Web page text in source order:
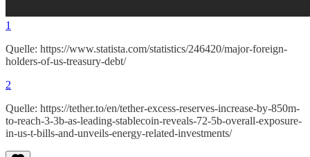
1
Quelle: https://www.statista.com/statistics/246420/major-foreign-
holders-of-us-treasury-debt/
2
Quelle: https://tether.to/en/tether-excess-reserves-increase-by-850m-
to-reach-3-3b-as-leading-stablecoin-reveals-72-5b-overall-exposure-
in-us-t-bills-and-unveils-energy-related-investments/